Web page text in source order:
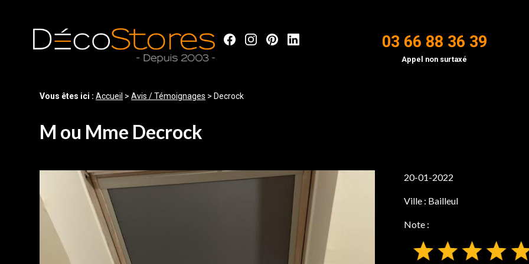
03 66 88 36 39
Appel non surtaxé
Vous êtes ici :Accueil >Avis / Témoignages > Decrock
M ou Mme Decrock
20-01-2022
Ville : Bailleul
Note :